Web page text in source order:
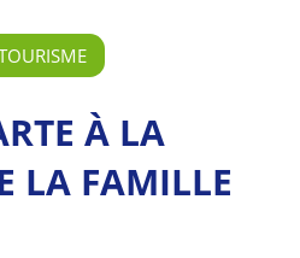
À LA
LA FAMILLE